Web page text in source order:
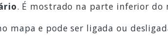
. É mostrado na parte inferior do
mapa e pode ser ligada ou